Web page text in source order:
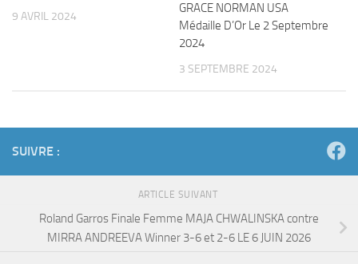
9 AVRIL 2024
GRACE NORMAN USA
Médaille D’Or Le 2 Septembre
2024
3 SEPTEMBRE 2024
SUIVRE :
ARTICLE SUIVANT
Roland Garros Finale Femme MAJA CHWALINSKA contre
MIRRA ANDREEVA Winner 3-6 et 2-6 LE 6 JUIN 2026